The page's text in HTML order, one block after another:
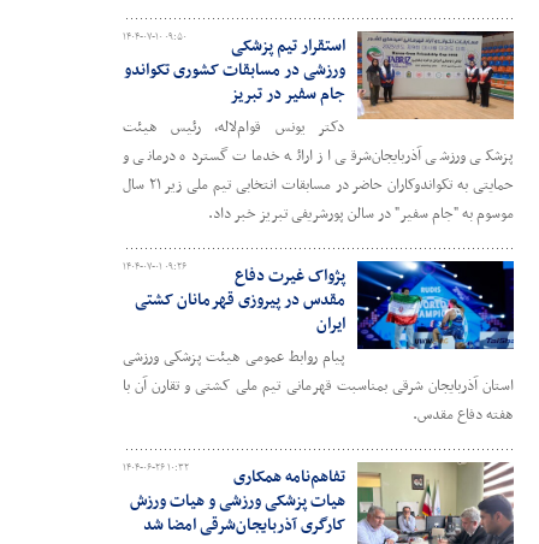
۱۴۰۴-۰۷-۱۰ ۰۹:۵۰
استقرار تیم پزشکی
ورزشی در مسابقات کشوری تکواندو
جام سفیر در تبریز
دکتر یونس قوام‌لاله، رئیس هیئت
پزشکی ورزشی آذربایجان‌شرقی از ارائه خدمات گسترده درمانی و
حمایتی به تکواندوکاران حاضر در مسابقات انتخابی تیم ملی زیر ۲۱ سال
موسوم به "جام سفیر" در سالن پورشریفی تبریز خبر داد.
۱۴۰۴-۰۷-۰۱ ۰۹:۲۶
پژواک غیرت دفاع
مقدس در پیروزی قهرمانان کشتی
ایران
پیام روابط عمومی هیئت پزشکی ورزشی
استان آذربایجان شرقی بمناسبت قهرمانی تیم ملی کشتی و تقارن آن با
هفته دفاع مقدس.
۱۴۰۴-۰۶-۲۶ ۱۰:۳۲
تفاهم‌نامه همکاری
هیات پزشکی ورزشی و هیات ورزش
کارگری آذربایجان‌شرقی امضا شد